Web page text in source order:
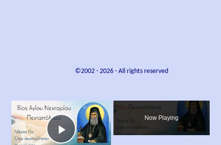
©2002 - 2026- All rights reserved
Now Playing